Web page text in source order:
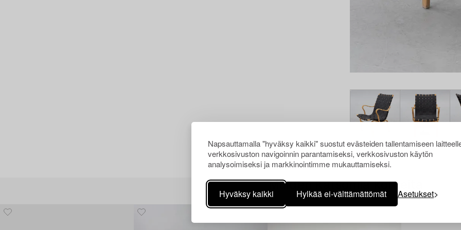
Napsauttamalla "hyväksy kaikki" suostut evästeiden tallentamiseen
verkkosivuston navigoinnin parantamiseksi, verkkosivuston käytön
analysoimiseksi ja markkinointimme mukauttamiseksi.
Hyväksy kaikki Hylkää ei-välttämättömät Asetukset
Muiden katsomia kohteita